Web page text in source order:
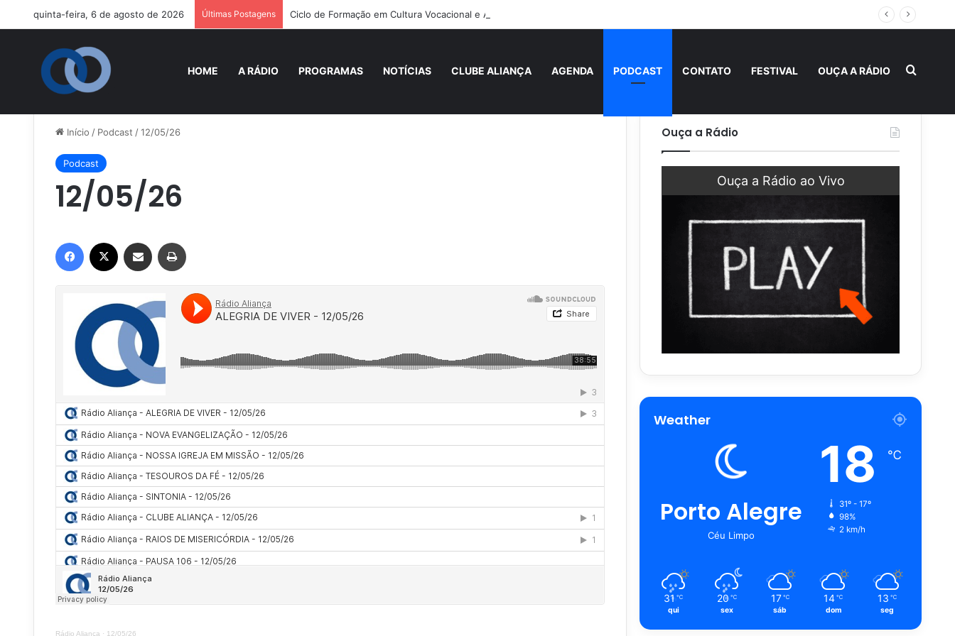
quinta-feira, 6 de agosto de 2026 Últimas Postagens Ciclo de Formação em Cultura Vocacional e Acompanhamento Juvenil
HOME A RÁDIO PROGRAMAS NOTÍCIAS CLUBE ALIANÇA AGENDA PODCAST CONTATO FESTIVAL OUÇA A RÁDIO
Início / Podcast /12/05/26
Podcast
12/05/26
Rádio Aliança · 12/05/26
Ouça a Rádio
Ouça a Rádio ao Vivo
Weather
Porto Alegre
Céu Limpo
18 ℃
31º - 17º
98%
2 km/h
31 ℃
qui
20 ℃
sex
17 ℃
sáb
14 ℃
dom
13 ℃
seg